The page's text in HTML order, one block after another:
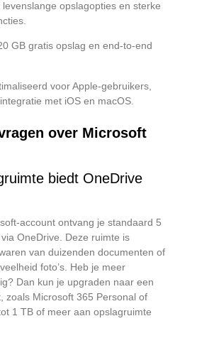
levenslange opslagopties en sterke
GB gratis opslag en end-to-end
voor Apple-gebruikers,
met iOS en macOS.
over Microsoft
biedt OneDrive
account ontvang je standaard 5
OneDrive. Deze ruimte is
van duizenden documenten of
foto’s. Heb je meer
Dan kun je upgraden naar een
zoals Microsoft 365 Personal of
1 TB of meer aan opslagruimte